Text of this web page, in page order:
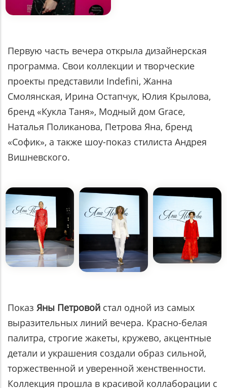
Первую часть вечера открыла дизайнерская
программа. Свои коллекции и творческие
проекты представили Indefini, Жанна
Смолянская, Ирина Остапчук, Юлия Крылова,
бренд «Кукла Таня», Модный дом Grace,
Наталья Поликанова, Петрова Яна, бренд
«Софик», а также шоу-показ стилиста Андрея
Вишневского.
Показ Яны Петровой стал одной из самых
выразительных линий вечера. Красно-белая
палитра, строгие жакеты, кружево, акцентные
детали и украшения создали образ сильной,
торжественной и уверенной женственности.
Коллекция прошла в красивой коллаборации с